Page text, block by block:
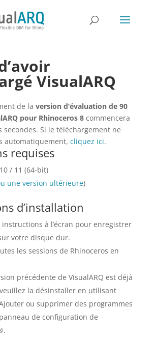
VisualARQ
de la version d’évaluation de 90
pour Rhinoceros 8commencera
secondes. Si le téléchargement ne
automatiquement, cliquez ici.
requises
/ 11 (64-bit)
une version ultérieure)
d’installation
instructions à l’écran pour enregistrer
votre disque dur.
les sessions de Rhinoceros en
précédente de VisualARQ est déjà
la désinstaller en utilisant
ou supprimer des programmes
de configuration de